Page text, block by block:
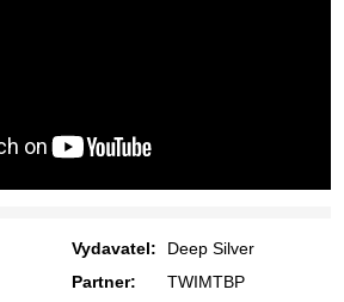
Vydavatel:
Deep Silver
Partner:
TWIMTBP